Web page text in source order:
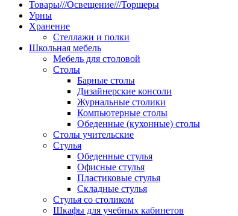
Товары///Освещение///Торшеры
Урны
Хранение
Стеллажи и полки
Школьная мебель
Мебель для столовой
Столы
Барные столы
Дизайнерские консоли
Журнальные столики
Компьютерные столы
Обеденные (кухонные) столы
Столы учительские
Стулья
Обеденные стулья
Офисные стулья
Пластиковые стулья
Складные стулья
Стулья со столиком
Шкафы для учебных кабинетов